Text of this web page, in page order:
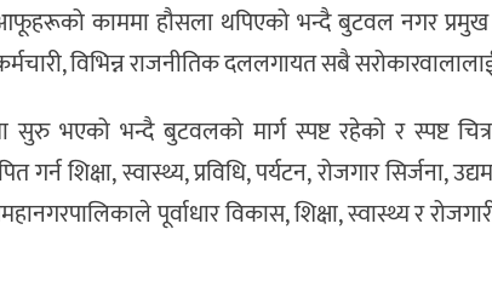
काममा हौसला थपिएको भन्दै बुटवल नगर
विभिन्न राजनीतिक दललगायत सबै
सुरु भएको भन्दै बुटवलको मार्ग स्पष्ट रहेको र स्पष्ट
शिक्षा, स्वास्थ्य, प्रविधि, पर्यटन, रोजगार सिर्जना,
पूर्वाधार विकास, शिक्षा, स्वास्थ्य र